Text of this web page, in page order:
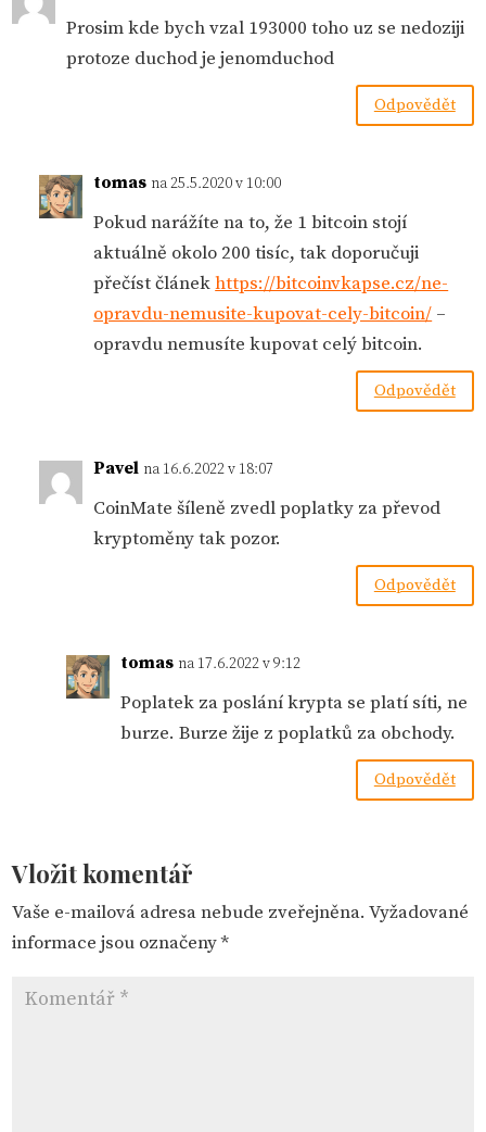
Prosim kde bych vzal 193000 toho uz se nedoziji
protoze duchod je jenomduchod
Odpovědět
tomas na 25.5.2020 v 10:00
Pokud narážíte na to, že 1 bitcoin stojí
aktuálně okolo 200 tisíc, tak doporučuji
přečíst článekhttps://bitcoinvkapse.cz/ne-
opravdu-nemusite-kupovat-cely-bitcoin/ –
opravdu nemusíte kupovat celý bitcoin.
Odpovědět
Pavel na 16.6.2022 v 18:07
CoinMate šíleně zvedl poplatky za převod
kryptoměny tak pozor.
Odpovědět
tomas na 17.6.2022 v 9:12
Poplatek za poslání krypta se platí síti, ne
burze. Burze žije z poplatků za obchody.
Odpovědět
Vložit komentář
Vaše e-mailová adresa nebude zveřejněna. Vyžadované
informace jsou označeny*